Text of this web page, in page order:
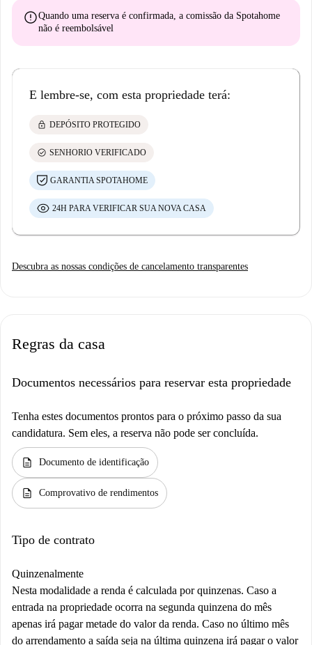
errorQuando uma reserva é confirmada, a comissão da Spotahome
não é reembolsável
E lembre-se, com esta propriedade terá:
lock DEPÓSITO PROTEGIDO
check_circle SENHORIO VERIFICADO
GARANTIA SPOTAHOME
24H PARA VERIFICAR SUA NOVA CASA
Descubra as nossas condições de cancelamento transparentes
Regras da casa
Documentos necessários para reservar esta propriedade
Tenha estes documentos prontos para o próximo passo da sua
candidatura. Sem eles, a reserva não pode ser concluída.
description Documento de identificação
description Comprovativo de rendimentos
Tipo de contrato
Quinzenalmente
Nesta modalidade a renda é calculada por quinzenas. Caso a
entrada na propriedade ocorra na segunda quinzena do mês
apenas irá pagar metade do valor da renda. Caso no último mês
do arrendamento a saída seja na última quinzena irá pagar o valor